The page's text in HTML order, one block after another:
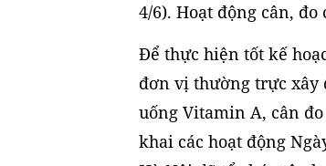
4/6). Hoạt động cân,
Để thực hiện tốt kế
đơn vị thường trực xây
uống Vitamin A, cân
khai các hoạt động